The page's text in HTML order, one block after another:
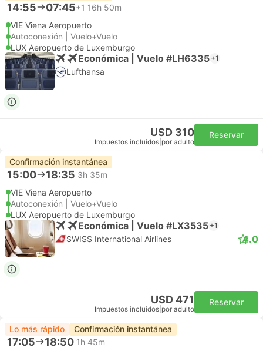
14:55 07:45+1 16h 50m
VIE Viena Aeropuerto
Autoconexión | Vuelo+Vuelo
LUX Aeropuerto de Luxemburgo
Económica | Vuelo #LH6335 +1
Lufthansa
USD 310
Impuestos incluidos por adulto
Reservar
Confirmación instantánea
15:00 18:35 3h 35m
VIE Viena Aeropuerto
Autoconexión | Vuelo+Vuelo
LUX Aeropuerto de Luxemburgo
Económica | Vuelo #LX3535 +1
SWISS International Airlines 4.0
USD 471
Impuestos incluidos por adulto
Reservar
Lo más rápido Confirmación instantánea
17:05 18:50 1h 45m